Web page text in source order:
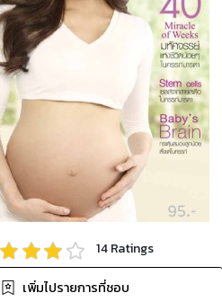
14Ratings
เพิ่มไปรายการที่ชอบ